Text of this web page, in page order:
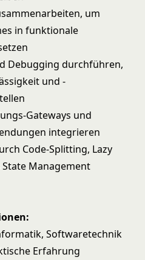
um
in funktionale
Debugging durchführen,
und -
Gateways und
integrieren
Code-Splitting, Lazy
Management
Softwaretechnik
Erfahrung